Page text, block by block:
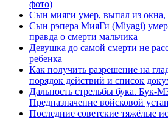
фото)
Сын мияги умер, выпал из окна,
Сын рэпера МияГи (Miyagi)
правда о смерти мальчика
Девушка до самой смерти не
ребенка
Как получить разрешение на
порядок действий и список
Дальность стрельбы бука. Бук-
Предназначение войсковой
Последние советские тяжёлые